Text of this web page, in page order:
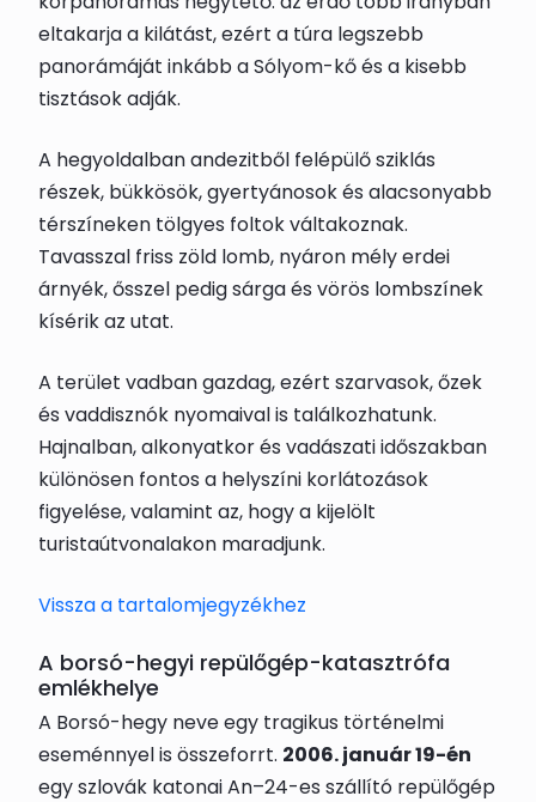
eltakarja a kilátást, ezért a túra legszebb
panorámáját inkább a Sólyom-kő és a kisebb
tisztások adják.
A hegyoldalban andezitből felépülő sziklás
részek, bükkösök, gyertyánosok és alacsonyabb
térszíneken tölgyes foltok váltakoznak.
Tavasszal friss zöld lomb, nyáron mély erdei
árnyék, ősszel pedig sárga és vörös lombszínek
kísérik az utat.
A terület vadban gazdag, ezért szarvasok, őzek
és vaddisznók nyomaival is találkozhatunk.
Hajnalban, alkonyatkor és vadászati időszakban
különösen fontos a helyszíni korlátozások
figyelése, valamint az, hogy a kijelölt
turistaútvonalakon maradjunk.
Vissza a tartalomjegyzékhez
A borsó-hegyi repülőgép-katasztrófa
emlékhelye
A Borsó-hegy neve egy tragikus történelmi
eseménnyel is összeforrt. 2006. január 19-én
egy szlovák katonai An–24-es szállító repülőgép